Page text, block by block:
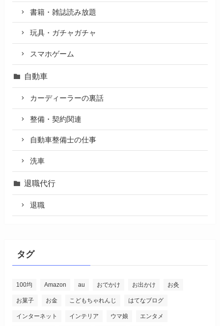
書籍・雑誌読み放題
玩具・ガチャガチャ
スマホゲーム
自動車
カーディーラーの裏話
整備・契約関連
自動車整備士の仕事
洗車
退職代行
退職
タグ
100均 Amazon au おでかけ お出かけ お灸
お菓子 お金 こどもちゃれんじ はてなブログ
インターネット インテリア ウマ娘 エンタメ